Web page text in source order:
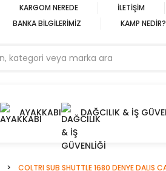
KARGOM NEREDE
İLETİŞİM
BANKA BİLGİLERİMİZ KAMP
AYAKKABI DAĞCILIK & İŞ
COLTRI SUB SHUTTLE 1680 DENYE DALIS